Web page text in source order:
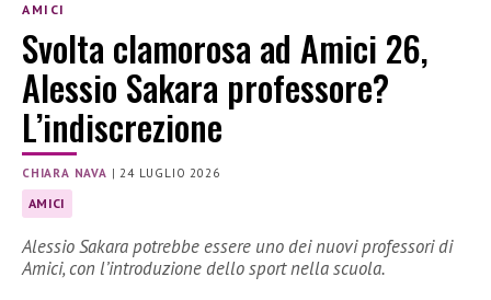
AMICI
Svolta clamorosa ad Amici 26,
Alessio Sakara professore?
L’indiscrezione
CHIARA NAVA | 24 LUGLIO 2026
AMICI
Alessio Sakara potrebbe essere uno dei nuovi professori di
Amici, con l’introduzione dello sport nella scuola.